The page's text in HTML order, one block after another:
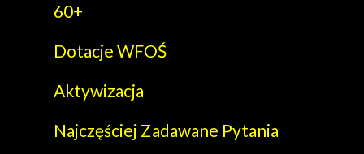
60+
Dotacje WFOŚ
Aktywizacja
Najczęściej Zadawane Pytania